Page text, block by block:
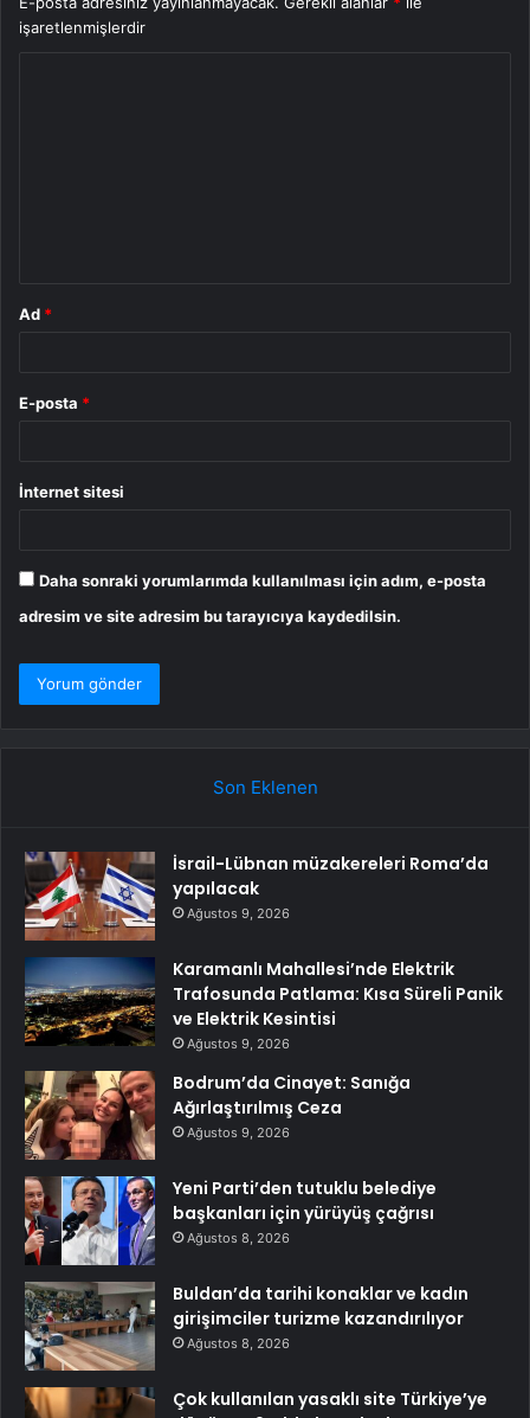
işaretlenmişlerdir
Ad *
E-posta *
İnternet sitesi
Daha sonraki yorumlarımda kullanılması için adım, e-posta
adresim ve site adresim bu tarayıcıya kaydedilsin.
Son Eklenen
İsrail-Lübnan müzakereleri Roma’da
yapılacak
Ağustos 9, 2026
Karamanlı Mahallesi’nde Elektrik
Trafosunda Patlama: Kısa Süreli Panik
ve Elektrik Kesintisi
Ağustos 9, 2026
Bodrum’da Cinayet: Sanığa
Ağırlaştırılmış Ceza
Ağustos 9, 2026
Yeni Parti’den tutuklu belediye
başkanları için yürüyüş çağrısı
Ağustos 8, 2026
Buldan’da tarihi konaklar ve kadın
girişimciler turizme kazandırılıyor
Ağustos 8, 2026
Çok kullanılan yasaklı site Türkiye’ye